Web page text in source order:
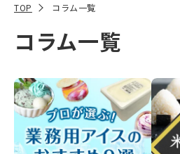
TOP コラム一覧
コラム一覧